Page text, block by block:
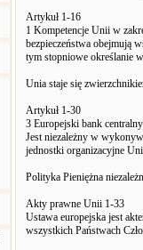
Artykuł 1-16
1 Kompetencje Unii w
bezpieczeństwa obejmują
tym stopniowe określanie
Unia staje się
Artykuł 1-30
3 Europejski bank
Jest niezależny w
jednostki organizacyjne
Polityka Pieniężna
Akty prawne Unii 1-33
Ustawa europejska jest
wszystkich Państwach